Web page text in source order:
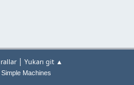
| Yukarı git ▲
Simple Machines